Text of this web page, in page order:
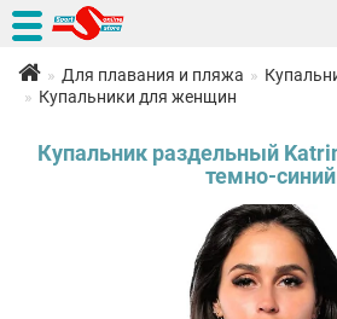
Для плавания и пляжа
Купальники для женщин
Купальник раздельный
темно-синий